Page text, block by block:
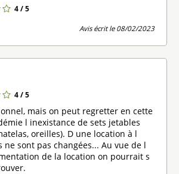
4 / 5
Avis écrit le 08/02/2023
4 / 5
mais on peut regretter en cette
l inexistance de sets jetables
oreilles). D une location à l
ne sont pas changées... Au vue de l
de la location on pourrait s